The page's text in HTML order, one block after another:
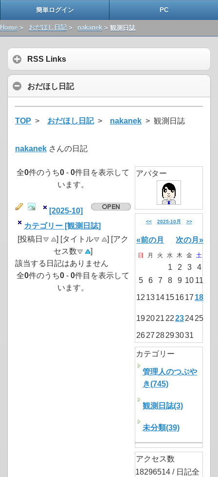
簡単ログイン PC
Home > おだほし日記> nakanek > 観測日誌
RSS Links
おだほし日記
TOP > おだほし日記> nakanek > 観測日誌
nakanek さんの日記
全0件のうち0 - 0件目を表示して
います。
[2025-10]
カテゴリー [観測日誌]
[投稿日
] [タイトル
] [アク
セス数
]
該当する日記はありません
全0件のうち0 - 0件目を表示して
います。
アバター
<< 2025-10月 >>
«前の月 次の月»
日 月 火 水 木 金 土
1 2 3
4
5
6 7 8 9 10 11
12 1314151617 18
192021 22232425
2627 28293031
カテゴリー
管理人のつぶや
き(745)
観測日誌(3)
未分類(39)
アクセス数
18296514 / 日記全